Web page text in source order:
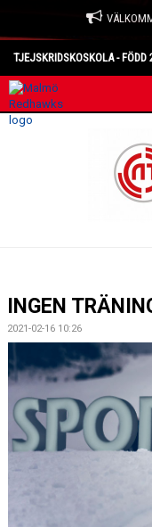
TJEJSKRIDSKOSKOLA - FÖDD
HEM
DOKUMENT
KONTAKT
MATCHER
INGEN
2021-02-16 10:26